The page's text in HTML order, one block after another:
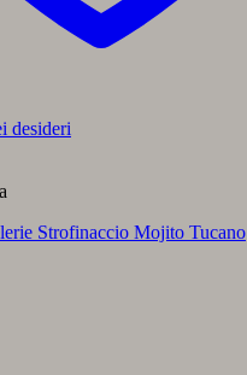
desideri
Strofinaccio Mojito Tucano